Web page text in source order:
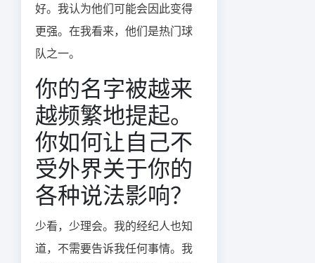
好。我认为他们可能会因此变得
更强。在我看来，他们是热门球
队之一。
你的名字被越来
越频繁地提起。
你如何让自己不
受外界关于你的
各种说法影响？
少看，少理会。我的经纪人也知
道，不需要告诉我任何事情。我